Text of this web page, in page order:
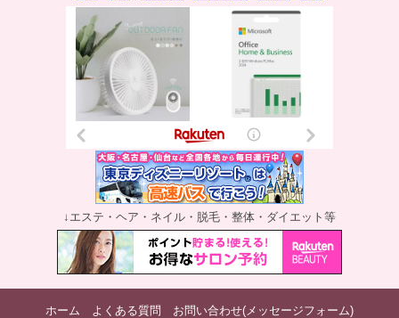
↓エステ・ヘア・ネイル・脱毛・整体・ダイエット等
ホーム よくある質問 お問い合わせ(メッセージフォーム)